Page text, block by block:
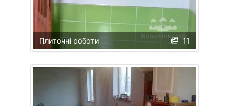
11
Плиточні роботи